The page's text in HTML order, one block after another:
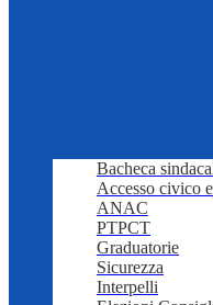
Bacheca
Accesso civico
ANAC
PTPCT
Graduatorie
Sicurezza
Interpelli